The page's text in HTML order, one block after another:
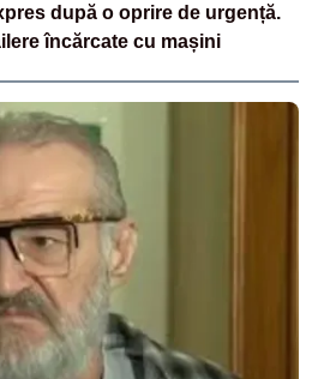
după o oprire de urgență.
încărcate cu mașini